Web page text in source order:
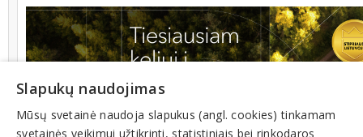
Slapukų naudojimas
Mūsų svetainė naudoja slapukus (angl. cookies) tinkamam
svetainės veikimui užtikrinti, statistiniais bei rinkodaros